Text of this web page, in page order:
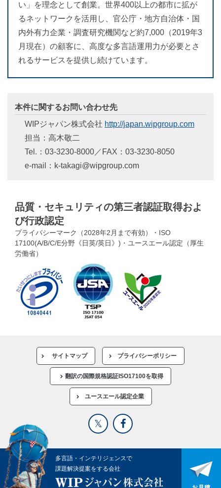
い」を理念として創業。世界400以上の都市に拡が
るネットワークを活用し、官公庁・地方自治体・国
内外有力企業・調査研究機関など約7,000（2019年3
月現在）の顧客に、高度な多言語運用力が必要とさ
れるサービスを提供し続けています。
本件に関するお問い合わせ先
WIPジャパン株式会社 http://japan.wipgroup.com
担当：高木敬二
Tel.：03-3230-8000／FAX：03-3230-8050
e-mail：k-takagi@wipgroup.com
品質・セキュリティの第三者認証取得およ
び行政認定
プライバシーマーク（2028年2月まで有効）・ISO
17100(A/B/C/E分野《日英/英日》)・ユースエール認定（厚生
労働省）
サイトマップ プライバシーポリシー
翻訳の国際規格認証ISO17100を取得
ユースエール認定企業
多言語・インテリジェンスで
課題解決提案をする会社